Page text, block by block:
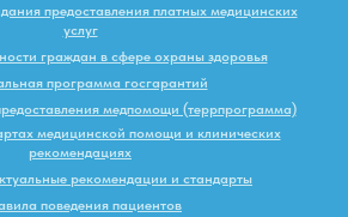
предоставления платных медицинских
услуг
граждан в сфере охраны здоровья
программа госгарантий
медпомощи (террпрограмма)
медицинской помощи и клинических
рекомендациях
рекомендации и стандарты
поведения пациентов